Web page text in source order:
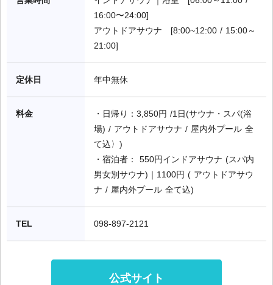
16:00〜24:00]
アウトドアサウナ　[8:00~12:00 / 15:00～
21:00]
定休日 年中無休
料金
・日帰り：3,850円 /1日(サウナ・スパ(浴
場) / アウトドアサウナ / 屋内外プール 全
て込〉)
・宿泊者： 550円インドアサウナ (スパ内
男女別サウナ)｜1100円 ( アウトドアサウ
ナ / 屋内外プール 全て込)
TEL 098-897-2121
公式サイト